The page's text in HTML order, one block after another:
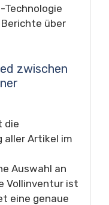
Technologie
über
zwischen
die
aller Artikel im
Auswahl an
Vollinventur ist
eine genaue